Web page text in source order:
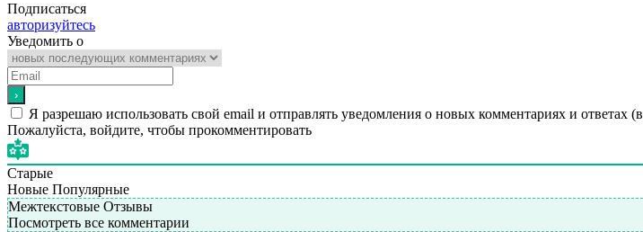
Подписаться
авторизуйтесь
Уведомить о
Я разрешаю использовать свой email и отправлять уведомления о новых комментариях и ответах
Пожалуйста, войдите, чтобы прокомментировать
Старые
Новые Популярные
Межтекстовые Отзывы
Посмотреть все комментарии